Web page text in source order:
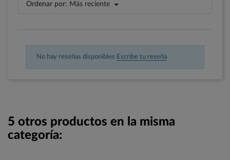
Ordenar por: Más reciente
No hay reseñas disponibles Escribe tu reseña
5 otros productos en la misma
categoría: